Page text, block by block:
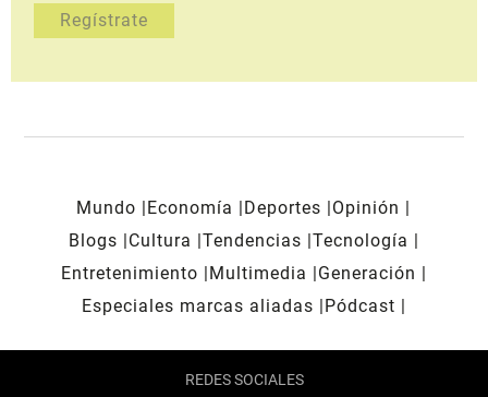
Mundo Economía Deportes
Opinión
Blogs
Cultura Tendencias Tecnología
Entretenimiento
Multimedia
Generación
Especiales marcas aliadas
Pódcast
REDES SOCIALES